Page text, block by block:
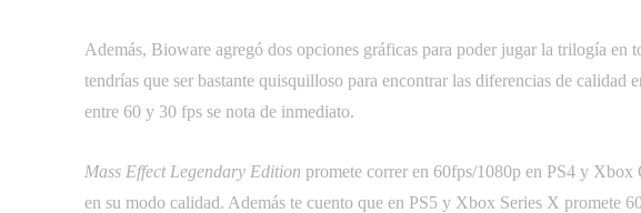
Además, Bioware agregó dos opciones gráficas para poder jugar la trilogía en
tendrías que ser bastante quisquilloso para encontrar las diferencias de calidad
entre 60 y 30 fps se nota de inmediato.
Mass Effect Legendary Edition promete correr en 60fps/1080p en PS4 y Xbox
en su modo calidad. Además te cuento que en PS5 y Xbox Series X